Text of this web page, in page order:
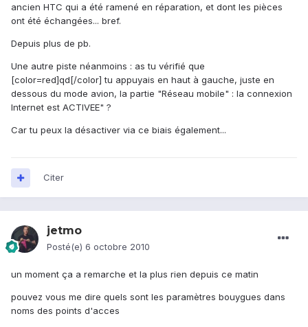
ancien HTC qui a été ramené en réparation, et dont les pièces
ont été échangées... bref.
Depuis plus de pb.
Une autre piste néanmoins : as tu vérifié que
[color=red]qd[/color] tu appuyais en haut à gauche, juste en
dessous du mode avion, la partie "Réseau mobile" : la connexion
Internet est ACTIVEE" ?
Car tu peux la désactiver via ce biais également...
Citer
jetmo
Posté(e) 6 octobre 2010
un moment ça a remarche et la plus rien depuis ce matin
pouvez vous me dire quels sont les paramètres bouygues dans
noms des points d'acces